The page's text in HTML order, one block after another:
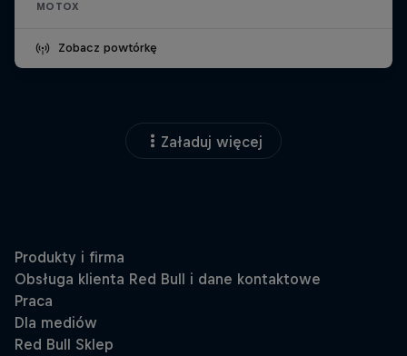
MOTOX
Zobacz powtórkę
Załaduj więcej